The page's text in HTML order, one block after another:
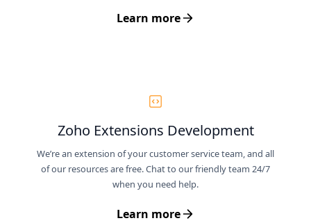
Learn more
Zoho Extensions Development
We’re an extension of your customer service team, and all
of our resources are free. Chat to our friendly team 24/7
when you need help.
Learn more